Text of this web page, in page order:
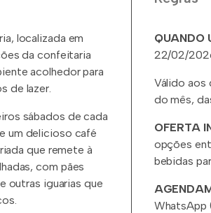
localizada em
da confeitaria
acolhedor para
de lazer.
sábados de cada
um delicioso café
que remete à
com pães
outras iguarias que
QUANDO
22/02/
Válido aos
do mês,
OFERTA
opções
bebidas
WhatsApp